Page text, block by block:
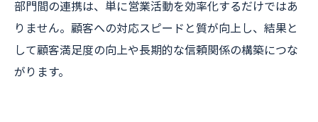
部門間の連携は、単に営業活動を効率化するだけではあ
りません。顧客への対応スピードと質が向上し、結果と
して顧客満足度の向上や長期的な信頼関係の構築につな
がります。